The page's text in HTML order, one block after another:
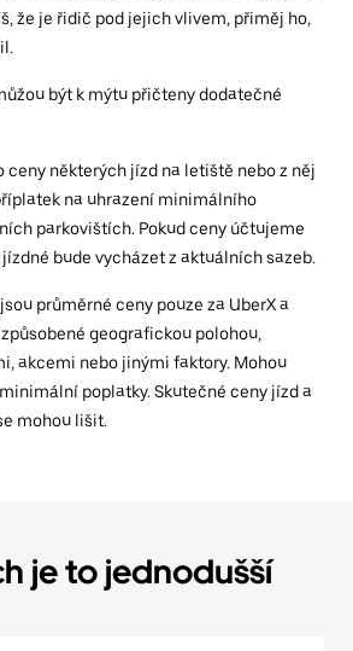
že je řidič pod jejich vlivem, přiměj ho,
být k mýtu přičteny dodatečné
ceny některých jízd na letiště nebo z něj
na uhrazení minimálního
parkovištích. Pokud ceny účtujeme
bude vycházet z aktuálních sazeb.
průměrné ceny pouze za UberX a
geografickou polohou,
akcemi nebo jinými faktory. Mohou
poplatky. Skutečné ceny jízd a
mohou lišit.
je to jednodušší